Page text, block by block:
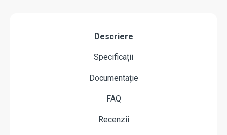
Descriere
Specificații
Documentație
FAQ
Recenzii